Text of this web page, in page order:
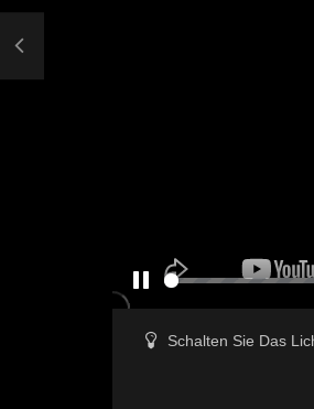
Schalten Sie Das